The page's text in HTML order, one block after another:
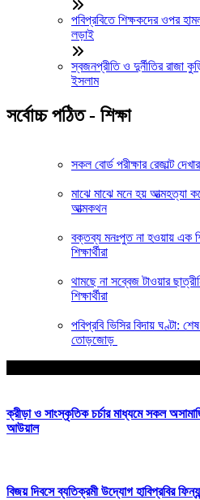
পবিপ্রবিতে শিক্ষকদের ওপর
লড়াই
স্বজনপ্রীতি ও দুর্নীতির রাজা
ইসলাম
সর্বোচ্চ পঠিত - শিক্ষা
সকল বোর্ড পরীক্ষার রেজাল্ট
মাঝে মাঝে মনে হয় আত্মহত্যা
আত্মকথন
বক্তব্য মনঃপুত না হওয়ায় এক
শিক্ষার্থীরা
থামছে না সব্বেজ টাওয়ার
শিক্ষার্থীরা
পবিপ্রবি ভিসির বিদায় ঘণ্টা:
তোড়জোড়
ক্রীড়া ও সাংস্কৃতিক চর্চার মাধ্যমে সকল
আউয়াল
বিজয় দিবসে ব্যতিক্রমী উদ্যোগ হাবিপ্রবির